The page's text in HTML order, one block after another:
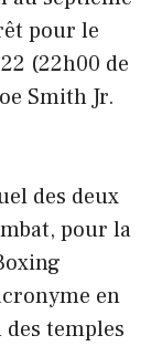
pour le
(22h00 de
Smith Jr.
des deux
pour la
en
temples